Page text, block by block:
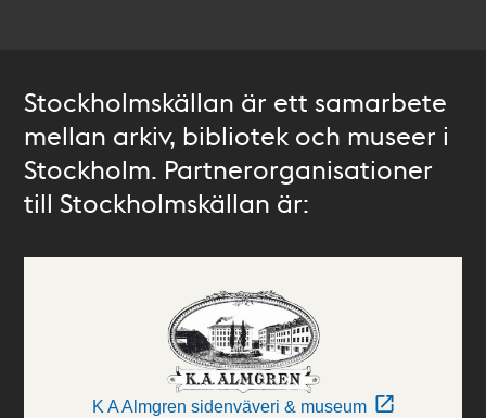
Stockholmskällan är ett samarbete
mellan arkiv, bibliotek och museer i
Stockholm. Partnerorganisationer
till Stockholmskällan är:
K A Almgren sidenväveri & museum